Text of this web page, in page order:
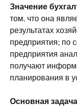
Значение
том, что она
результатах
предприятия; по
предприятия
получают
планирования в
Основная